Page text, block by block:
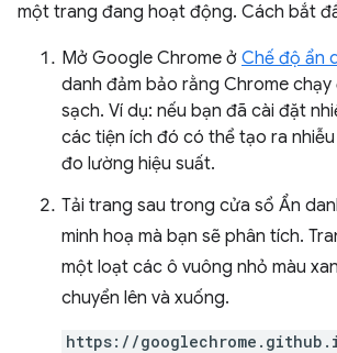
một trang đang hoạt động. Cách bắt
Mở Google Chrome ở Chế độ ẩn
danh đảm bảo rằng Chrome
sạch. Ví dụ: nếu bạn đã cài đặt
các tiện ích đó có thể tạo ra
đo lường hiệu suất.
Tải trang sau trong cửa sổ Ẩn
minh hoạ mà bạn sẽ phân tích.
một loạt các ô vuông nhỏ màu
chuyển lên và xuống.
https://